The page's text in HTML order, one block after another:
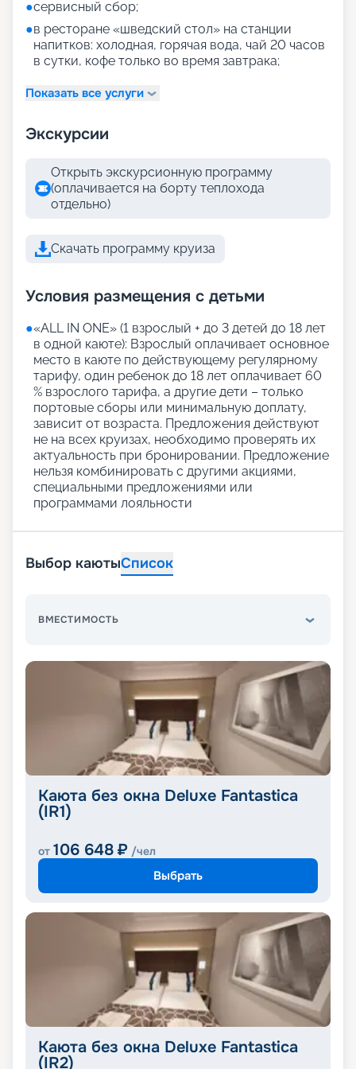
●сервисный сбор;
●в ресторане «шведский стол» на станции
напитков: холодная, горячая вода, чай 20 часов
в сутки, кофе только во время завтрака;
Показать все услуги
Экскурсии
Открыть экскурсионную программу
(оплачивается на борту теплохода
отдельно)
Скачать программу круиза
Условия размещения с детьми
●«АLL IN ONE» (1 взрослый + до 3 детей до 18 лет
в одной каюте): Взрослый оплачивает основное
место в каюте по действующему регулярному
тарифу, один ребенок до 18 лет оплачивает 60
% взрослого тарифа, а другие дети – только
портовые сборы или минимальную доплату,
зависит от возраста. Предложения действуют
не на всех круизах, необходимо проверять их
актуальность при бронировании. Предложение
нельзя комбинировать с другими акциями,
специальными предложениями или
программами лояльности
Выбор каютыСписок
ВМЕСТИМОСТЬ
Каюта без окна Deluxe Fantastica
(IR1)
от 106 648 ₽ /чел
Выбрать
Каюта без окна Deluxe Fantastica
(IR2)